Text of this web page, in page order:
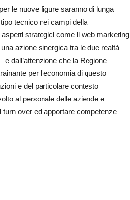
le nuove figure saranno di lunga
tecnico nei campi della
strategici come il web marketing
azione sinergica tra le due realtà –
e dall’attenzione che la Regione
per l’economia di questo
e del particolare contesto
al personale delle aziende e
over ed apportare competenze